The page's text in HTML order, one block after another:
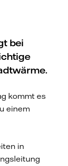
bei
kommt es
einem
in